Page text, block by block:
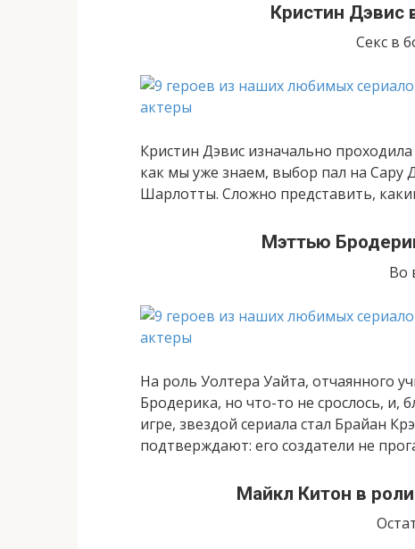
Кристин Дэвис
Секс в
Кристин Дэвис изначально
как мы уже знаем, выбор пал на Сару
Шарлотты. Сложно представить,
Мэттью
Во
На роль Уолтера Уайта, отчаянного
Бродерика, но что-то не срослось, и,
игре, звездой сериала стал Брайан
подтверждают: его создатели не
Майкл Китон в